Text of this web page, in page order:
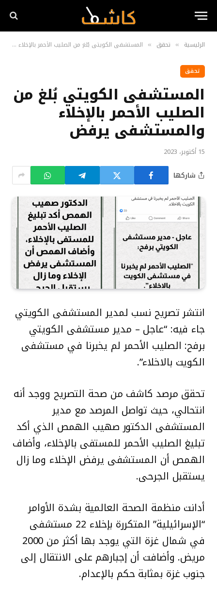
الرئيسية » تحقق » المستشفى الكويتي بُلغ من الصليب الأحمر بالإخلاء والمستشفى يرفض
تحقق
المستشفى الكويتي بُلغ من
الصليب الأحمر بالإخلاء
والمستشفى يرفض
15 أكتوبر، 2023
شاركها
انتشر تصريح نسب لمدير المستشفى الكويتي
جاء فيه: “عاجل – مدير مستشفى الكويتي
برفح: الصليب الأحمر لم يخبرنا في مستشفى
الكويت بالاخلاء”.
تحقق مرصد كاشف من صحة التصريح ووجد أنه
انتحالي، حيث تواصل المرصد مع مدير
المستشفى الدكتور صهيب الهمص الذي أكد
تبليغ الصليب الأحمر للمستفى بالإخلاء، وأضاف
الهمص أن المستشفى يرفض الإخلاء وما زال
يستقبل الجرحى.
أدانت منظمة الصحة العالمية بشدة الأوامر
“الإسرائيلية” المتكررة بإخلاء 22 مستشفى
في شمال غزة التي يوجد بها أكثر من 2000
مريض. وأضافت أن إجبارهم على الانتقال إلى
جنوب غزة بمثابة حكم بالإعدام.